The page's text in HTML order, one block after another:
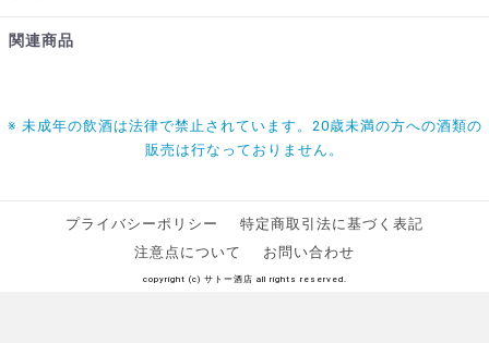
関連商品
※ 未成年の飲酒は法律で禁止されています。20歳未満の方への酒類の
販売は行なっておりません。
プライバシーポリシー
特定商取引法に基づく表記
注意点について
お問い合わせ
copyright (c) サトー酒店 all rights reserved.